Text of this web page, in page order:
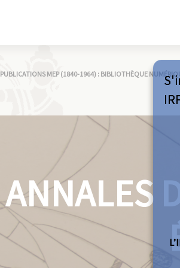
PUBLICATIONS MEP (1840-1964) : BIBLIOTHÈQUE
ANNALES